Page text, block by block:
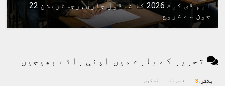
ایم ڈی کیٹ 2026 کا شیڈول جاری،رجسٹریشن 22
جون سے شروع
تحریر کے بارے میں اپنی رائے بھیجیں
بلاگر :
3 فیس بک ڈسکوس